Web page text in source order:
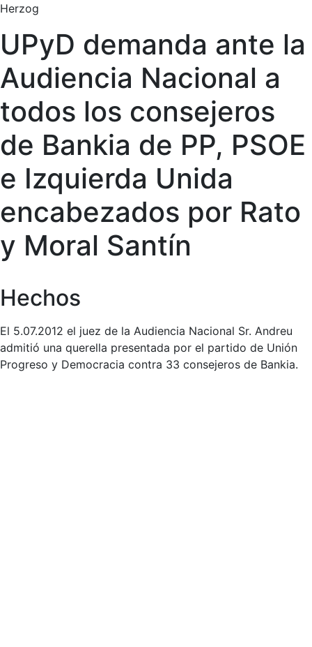
Herzog
UPyD demanda ante la
Audiencia Nacional a
todos los consejeros
de Bankia de PP, PSOE
e Izquierda Unida
encabezados por Rato
y Moral Santín
Hechos
El 5.07.2012 el juez de la Audiencia Nacional Sr. Andreu
admitió una querella presentada por el partido de Unión
Progreso y Democracia contra 33 consejeros de Bankia.